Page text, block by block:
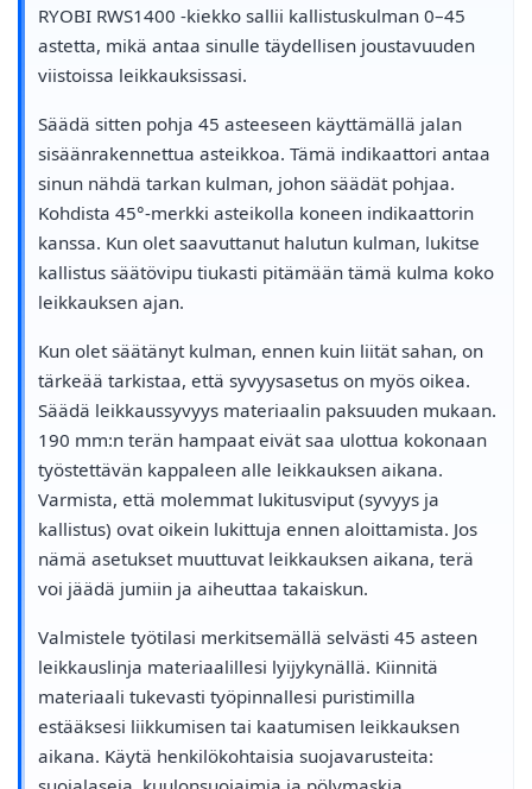
RYOBI RWS1400 -kiekko sallii kallistuskulman 0–45
astetta, mikä antaa sinulle täydellisen joustavuuden
viistoissa leikkauksissasi.
Säädä sitten pohja 45 asteeseen käyttämällä jalan
sisäänrakennettua asteikkoa. Tämä indikaattori antaa
sinun nähdä tarkan kulman, johon säädät pohjaa.
Kohdista 45°-merkki asteikolla koneen indikaattorin
kanssa. Kun olet saavuttanut halutun kulman, lukitse
kallistus säätövipu tiukasti pitämään tämä kulma koko
leikkauksen ajan.
Kun olet säätänyt kulman, ennen kuin liität sahan, on
tärkeää tarkistaa, että syvyysasetus on myös oikea.
Säädä leikkaussyvyys materiaalin paksuuden mukaan.
190 mm:n terän hampaat eivät saa ulottua kokonaan
työstettävän kappaleen alle leikkauksen aikana.
Varmista, että molemmat lukitusviput (syvyys ja
kallistus) ovat oikein lukittuja ennen aloittamista. Jos
nämä asetukset muuttuvat leikkauksen aikana, terä
voi jäädä jumiin ja aiheuttaa takaiskun.
Valmistele työtilasi merkitsemällä selvästi 45 asteen
leikkauslinja materiaalillesi lyijykynällä. Kiinnitä
materiaali tukevasti työpinnallesi puristimilla
estääksesi liikkumisen tai kaatumisen leikkauksen
aikana. Käytä henkilökohtaisia suojavarusteita: